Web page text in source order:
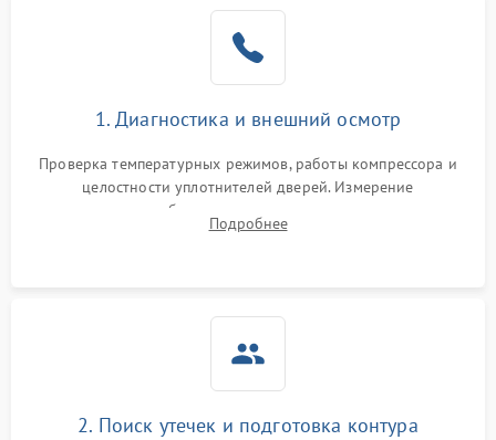
работе
2000 ₽ Подробнее →
1000 ₽
1800 ₽
1. Диагностика и внешний осмотр
Проверка температурных режимов, работы компрессора и
целостности уплотнителей дверей. Измерение
сопротивления обмоток мотора, проверка термостата и
считывание кодов ошибок с электронного дисплея.
Подробнее
2. Поиск утечек и подготовка контура